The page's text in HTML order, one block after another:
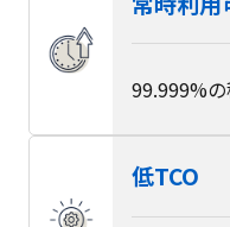
99.999%
低TCO